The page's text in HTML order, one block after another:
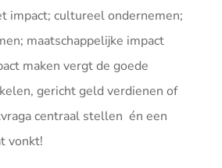
impact; cultureel ondernemen;
maatschappelijke impact
maken vergt de goede
gericht geld verdienen of
centraal stellen én een
vonkt!